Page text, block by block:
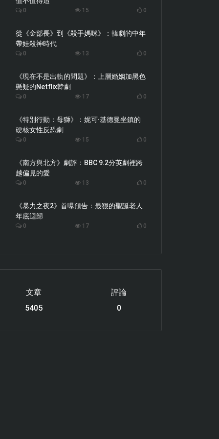
0 15 0
從《金部長》到《殺手媽咪》：韓劇的中年
帶娃殺神時代
0 13 0
《現在不是出軌的問題》：上層婚姻加黑色
懸疑的Netflix韓劇
0 17 0
《特別行動：母獅》：妮可·基德曼坐鎮的
硬核女性反恐劇
0 15 0
《南方與北方》劇評：BBC 9.2分英劇裡跨
越偏見的愛
0 13 0
《暴力之夜2》首曝預告：最狠的聖誕老人
年底迴歸
0 17 0
文章
6119
評論
0